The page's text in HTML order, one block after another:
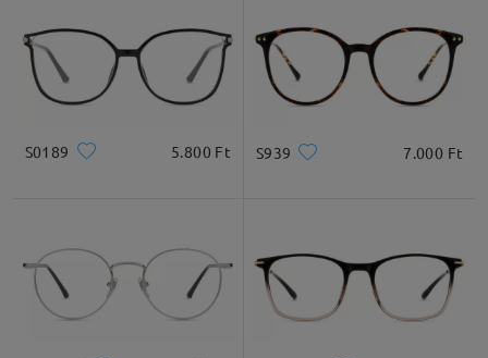
S0189 5.800 Ft S939 7.000 Ft